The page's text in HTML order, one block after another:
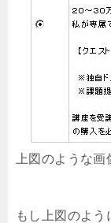
上図のような
もし上図のよ